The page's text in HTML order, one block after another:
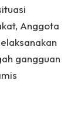
Anggota
gangguan